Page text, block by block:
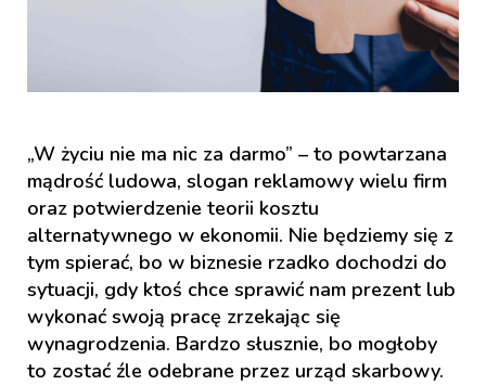
„W życiu nie ma nic za darmo” – to powtarzana
mądrość ludowa, slogan reklamowy wielu firm
oraz potwierdzenie teorii kosztu
alternatywnego w ekonomii. Nie będziemy się z
tym spierać, bo w biznesie rzadko dochodzi do
sytuacji, gdy ktoś chce sprawić nam prezent lub
wykonać swoją pracę zrzekając się
wynagrodzenia. Bardzo słusznie, bo mogłoby
to zostać źle odebrane przez urząd skarbowy.